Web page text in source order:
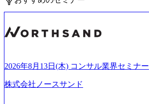
2026年8月13日(木) コンサル業界セミナー
株式会社ノースサンド